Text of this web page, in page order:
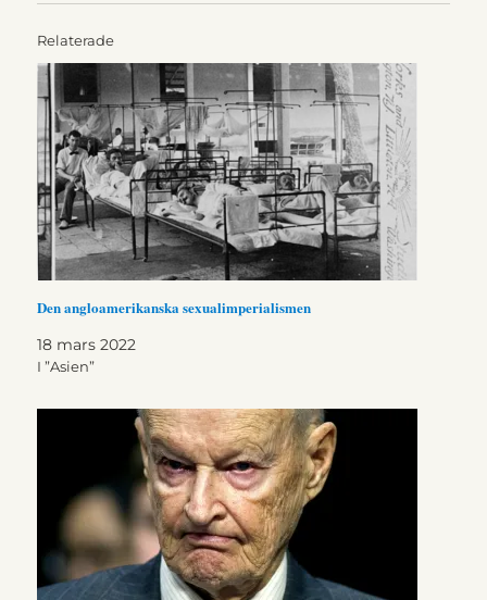
Relaterade
Den angloamerikanska sexualimperialismen
18 mars 2022
I ”Asien”